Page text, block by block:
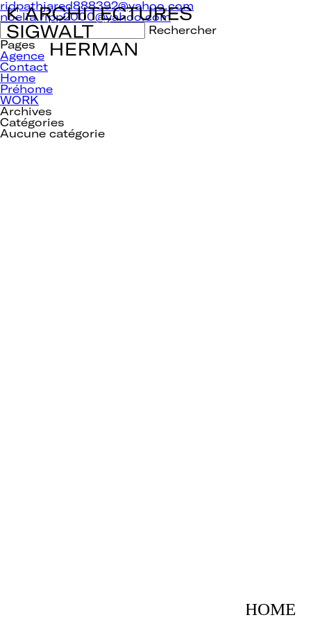
Navigation
de
l’article
ridpathjared888392@yahoo.com
noelia.ripp2000@yahoo.com
Rechercher :
Pages
Agence
Contact
Home
Préhome
WORK
Archives
Catégories
Aucune catégorie